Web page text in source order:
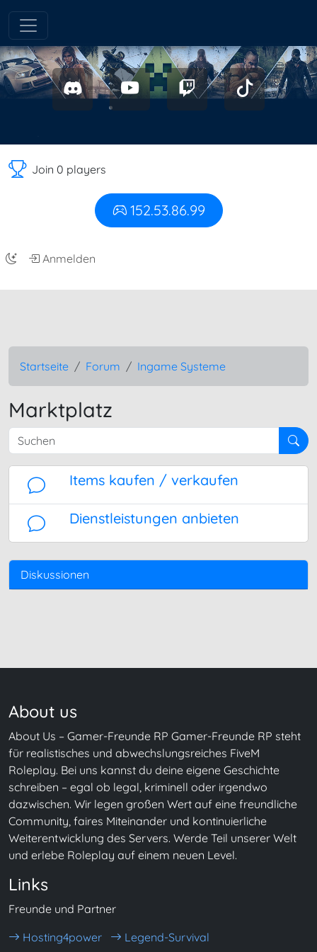
Join 0 players
152.53.86.99
Anmelden
Startseite Forum Ingame Systeme
Marktplatz
Suchen
Items kaufen / verkaufen
Dienstleistungen anbieten
Diskussionen
About us
About Us – Gamer-Freunde RP Gamer-Freunde RP steht
für realistisches und abwechslungsreiches FiveM
Roleplay. Bei uns kannst du deine eigene Geschichte
schreiben – egal ob legal, kriminell oder irgendwo
dazwischen. Wir legen großen Wert auf eine freundliche
Community, faires Miteinander und kontinuierliche
Weiterentwicklung des Servers. Werde Teil unserer Welt
und erlebe Roleplay auf einem neuen Level.
Links
Freunde und Partner
Hosting4power
Legend-Survival